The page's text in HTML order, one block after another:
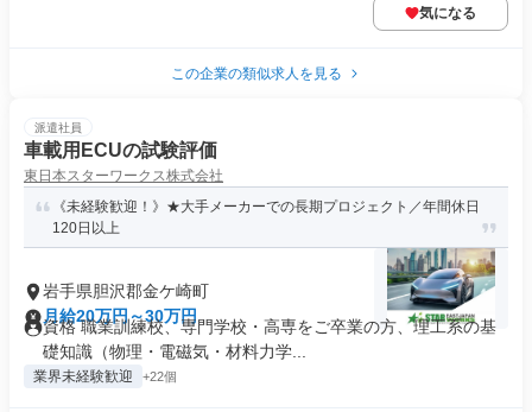
気になる
この企業の類似求人を見る
派遣社員
車載用ECUの試験評価
東日本スターワークス株式会社
《未経験歓迎！》★大手メーカーでの長期プロジェクト／年間休日
120日以上
岩手県胆沢郡金ケ崎町
月給20万円～30万円
資格 職業訓練校、専門学校・高専をご卒業の方、理工系の基
礎知識（物理・電磁気・材料力学...
業界未経験歓迎 +22個